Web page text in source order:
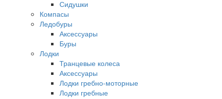
Сидушки
Компасы
Ледобуры
Аксессуары
Буры
Лодки
Транцевые колеса
Аксессуары
Лодки гребно-моторные
Лодки гребные